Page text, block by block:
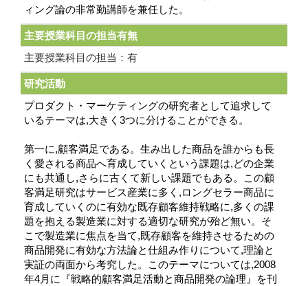
ィング論の非常勤講師を兼任した。
主要授業科目の担当有無
主要授業科目の担当：有
研究活動
プロダクト・マーケティングの研究者として追求して
いるテーマは,大きく3つに分けることができる。
第一に,顧客満足である。生み出した商品を誰からも長
く愛される商品へ育成していくという課題は,どの企業
にも共通し,さらに古くて新しい課題でもある。この顧
客満足研究はサービス産業に多く,ロングセラー商品に
育成していくのに有効な既存顧客維持戦略に,多くの課
題を抱える製造業に対する適切な研究が殆ど無い。そ
こで製造業に焦点を当て,既存顧客を維持させるための
商品開発に有効な方法論と仕組み作りについて,理論と
実証の両面から考究した。このテーマについては,2008
年4月に『戦略的顧客満足活動と商品開発の論理』を刊